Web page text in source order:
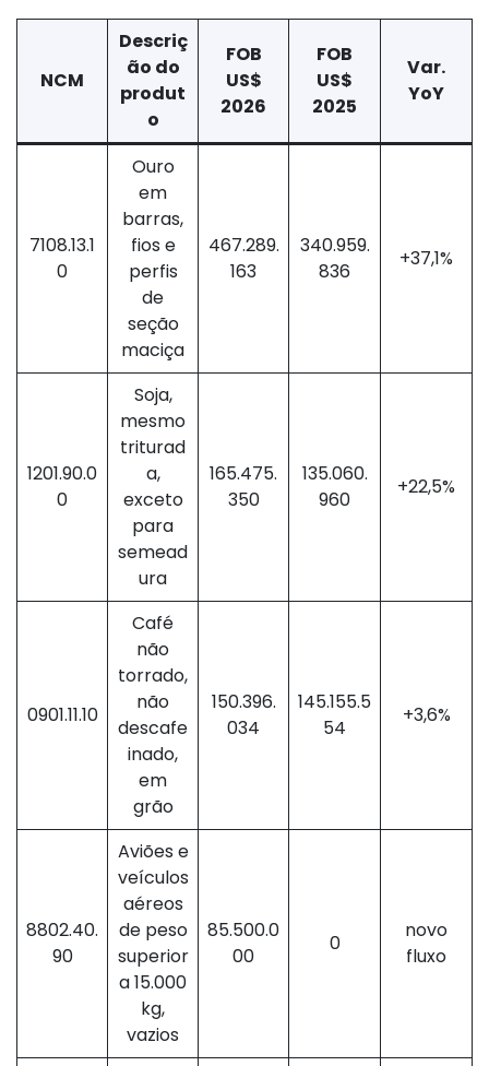
NCM
Descriç
ão do
produt
o
FOB
US$
2026
FOB
US$
2025
Var.
YoY
7108.13.1
0
Ouro
em
barras,
fios e
perfis
de
seção
maciça
467.289.
163
340.959.
836
+37,1%
1201.90.0
0
Soja,
mesmo
triturad
a,
exceto
para
semead
ura
165.475.
350
135.060.
960
+22,5%
0901.11.10
Café
não
torrado,
não
descafe
inado,
em
grão
150.396.
034
145.155.5
54
+3,6%
8802.40.
90
Aviões e
veículos
aéreos
de peso
superior
a 15.000
kg,
vazios
85.500.0
00
0
novo
fluxo